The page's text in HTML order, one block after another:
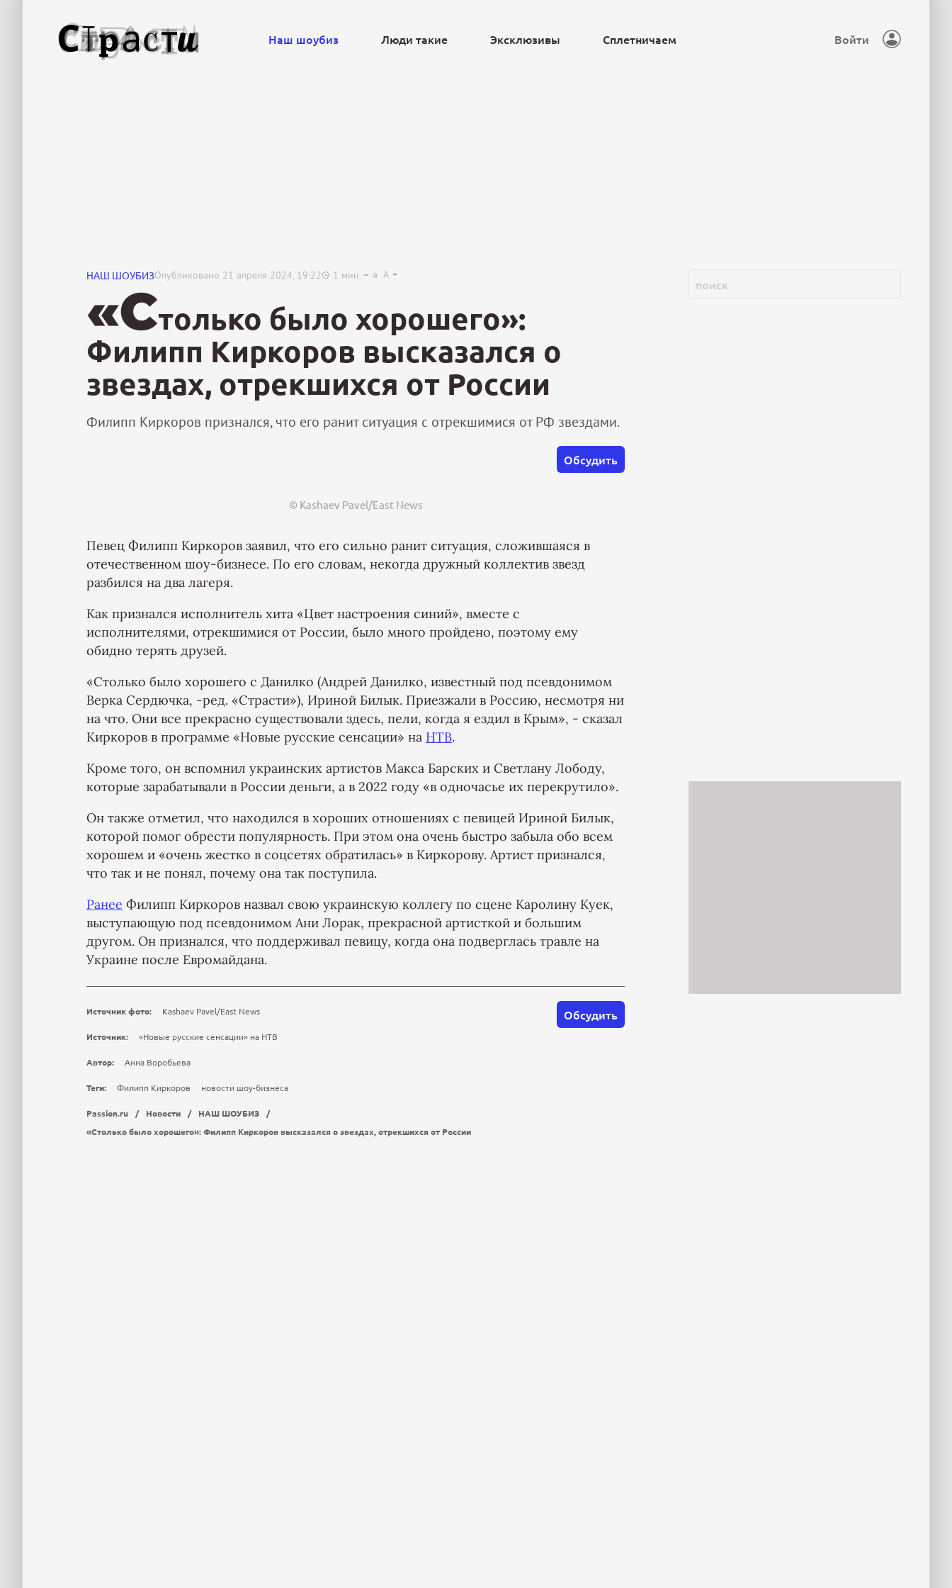
Наш шоубиз Люди такие Эксклюзивы Сплетничаем Войти
НАШ ШОУБИЗОпубликовано 21 апреля 2024, 19:22 1 мин. a A
«Столько было хорошего»:
Филипп Киркоров высказался о
звездах, отрекшихся от России
Филипп Киркоров признался, что его ранит ситуация с отрекшимися от РФ звездами.
Обсудить
© Kashaev Pavel/East News
Певец Филипп Киркоров заявил, что его сильно ранит ситуация, сложившаяся в
отечественном шоу-бизнесе. По его словам, некогда дружный коллектив звезд
разбился на два лагеря.
Как признался исполнитель хита «Цвет настроения синий», вместе с
исполнителями, отрекшимися от России, было много пройдено, поэтому ему
обидно терять друзей.
«Столько было хорошего с Данилко (Андрей Данилко, известный под псевдонимом
Верка Сердючка, -ред. «Страсти»), Ириной Билык. Приезжали в Россию, несмотря ни
на что. Они все прекрасно существовали здесь, пели, когда я ездил в Крым», - сказал
Киркоров в программе «Новые русские сенсации» на НТВ.
Кроме того, он вспомнил украинских артистов Макса Барских и Светлану Лободу,
которые зарабатывали в России деньги, а в 2022 году «в одночасье их перекрутило».
Он также отметил, что находился в хороших отношениях с певицей Ириной Билык,
которой помог обрести популярность. При этом она очень быстро забыла обо всем
хорошем и «очень жестко в соцсетях обратилась» в Киркорову. Артист признался,
что так и не понял, почему она так поступила.
Ранее Филипп Киркоров назвал свою украинскую коллегу по сцене Каролину Куек,
выступающую под псевдонимом Ани Лорак, прекрасной артисткой и большим
другом. Он признался, что поддерживал певицу, когда она подверглась травле на
Украине после Евромайдана.
Обсудить
Источник фото: Kashaev Pavel/East News
Источник: «Новые русские сенсации» на НТВ
Автор: Анна Воробьева
Теги: Филипп Киркоров новости шоу-бизнеса
Passion.ru / Новости / НАШ ШОУБИЗ
/
«Столько было хорошего»: Филипп Киркоров высказался о звездах, отрекшихся от России